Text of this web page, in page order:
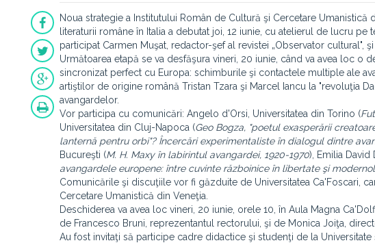
Noua strategie a Institutului Român de Cultură şi Cercetare
literaturii române în Italia a debutat joi, 12 iunie, cu atelierul de lucru
participat Carmen Muşat, redactor-şef al revistei „Observator cultural",
Următoarea etapă se va desfăşura vineri, 20 iunie, când va avea loc
sincronizat perfect cu Europa: schimburile şi contactele multiple ale
artiştilor de origine română Tristan Tzara şi Marcel Iancu la "revoluţia
avangardelor.
Vor participa cu comunicări: Angelo d'Orsi, Universitatea din Torino (
Universitatea din Cluj-Napoca (Geo Bogza, "poetul exasperării
lanternă pentru orbi"? Încercări experimentaliste în dialogul dintre
Bucureşti (M. H. Maxy în labirintul avangardei, 1920-1970), Emilia David
avangardele europene: între cuvinte războinice în libertate şi
Comunicările şi discuţiile vor fi găzduite de Universitatea Ca'Foscari,
Cercetare Umanistică din Veneţia.
Deschiderea va avea loc vineri, 20 iunie, orele 10, în Aula Magna
de Francesco Bruni, reprezentantul rectorului, şi de Monica Joiţa,
Au fost invitaţi să participe cadre didactice şi studenţi de la